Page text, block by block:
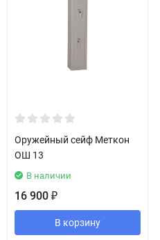
Оружейный сейф Меткон
ОШ 13
В наличии
16 900 ₽
В корзину